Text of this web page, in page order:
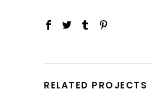
RELATED PROJECTS